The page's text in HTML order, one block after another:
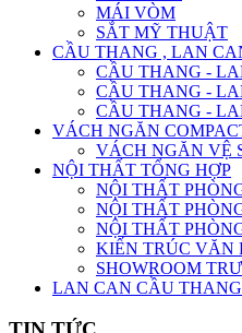
MÁI VÒM
SẮT MỸ THUẬT
CẦU THANG , LAN
CẦU THANG -
CẦU THANG -
CẦU THANG -
VÁCH NGĂN
VÁCH NGĂN VỆ
NỘI THẤT TỔNG HỢP
NỘI THẤT
NỘI THẤT
NỘI THẤT
KIẾN TRÚC VĂN
SHOWROOM
LAN CAN CẦU